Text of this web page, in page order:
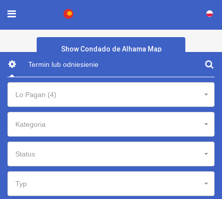
Show Condado de Alhama Map
Lo Pagan (4)
Kategoria
Status
Typ